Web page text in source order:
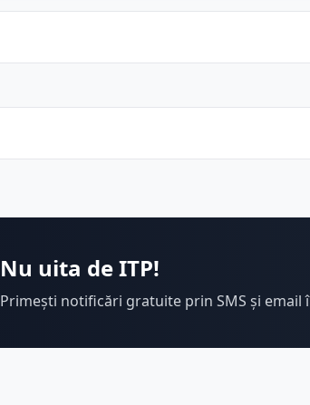
Nu uita de ITP!
Primești notificări gratuite prin SMS și email